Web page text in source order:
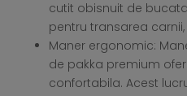
cutit obisnuit de
pentru transarea
Maner ergonomic:
de pakka premium
confortabila. Acest